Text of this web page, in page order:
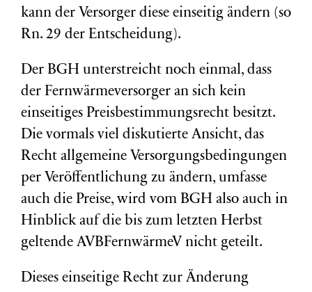
kann der Versorger diese einseitig ändern (so
Rn. 29 der Entscheidung).
Der BGH unterstreicht noch einmal, dass
der Fernwärmeversorger an sich kein
einseitiges Preisbestimmungsrecht besitzt.
Die vormals viel diskutierte Ansicht, das
Recht allgemeine Versorgungsbedingungen
per Veröffentlichung zu ändern, umfasse
auch die Preise, wird vom BGH also auch in
Hinblick auf die bis zum letzten Herbst
geltende AVBFernwärmeV nicht geteilt.
Dieses einseitige Recht zur Änderung